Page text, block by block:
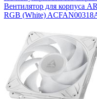
Вентилятор для корпуса
RGB (White)